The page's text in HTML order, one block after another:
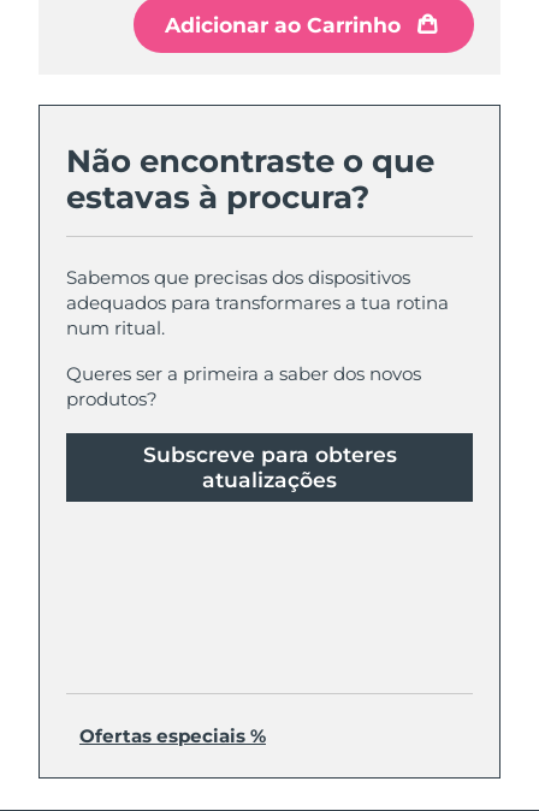
Adicionar ao Carrinho
Não encontraste o que
estavas à procura?
Sabemos que precisas dos dispositivos
adequados para transformares a tua rotina
num ritual.
Queres ser a primeira a saber dos novos
produtos?
Subscreve para obteres
atualizações
Ofertas especiais %